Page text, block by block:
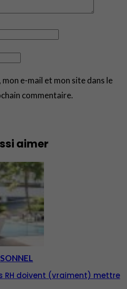
e-mail et mon site dans le
commentaire.
aimer
RH doivent (vraiment) mettre